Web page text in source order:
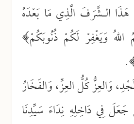
الـشَّرَفَ الَّذِي مَا بَعْدَهُ
وَيَغْفِرْ لَكُمْ ذُنُوبَكُمْ﴾
وَالعِزُّ كُلُّ العِزِّ، وَالفَخَارُ
جَعَلَ فِي دَاخِلِهِ نِدَاءَ سَيِّدِنَا